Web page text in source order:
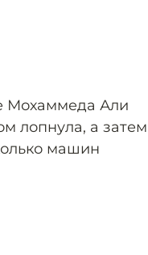
Мохаммеда Али
лопнула, а затем
машин